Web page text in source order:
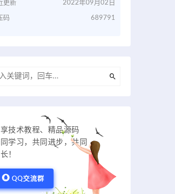
更新 2022年09月02日
码 689791
技术教程、精品源码
学习，共同进步，共同
！
QQ交流群